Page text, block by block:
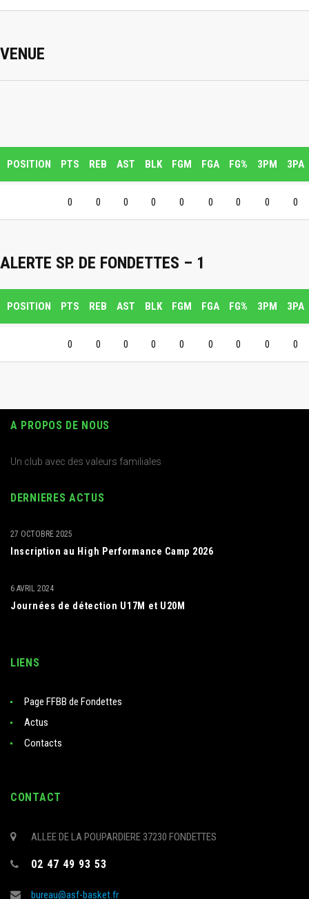
VENUE
POSITION PTS REB AST BLK FGM FGA FG% 3PM 3PA
0 0 0 0 0 0 0 0 0
ALERTE SP. DE FONDETTES – 1
POSITION PTS REB AST BLK FGM FGA FG% 3PM 3PA
0 0 0 0 0 0 0 0 0
A PROPOS DE NOUS
Un club avec des valeurs familiales
DERNIERES ACTUS
Inscription au High Performance Camp 2026
27 OCTOBRE 2025
Journées de détection U17M et U20M
6 AVRIL 2024
LIENS
Page FFBB de Fondettes
Actus
Contacts
CONTACT
ALLEE DE LA POUPARDIERE 37230 FONDETTES
02 47 49 93 53
bureau@asf-basket.fr